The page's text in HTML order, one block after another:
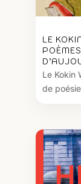
LE
Le Kokin
de